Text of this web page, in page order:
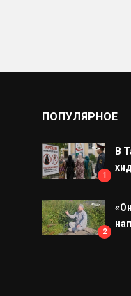
ПОПУЛЯРНОЕ
1
В
2